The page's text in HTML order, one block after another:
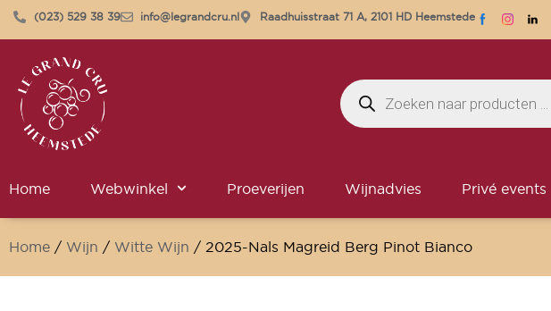
(023) 529 38 39 info@legrandcru.nl Raadhuisstraat 71 A, 2101 HD Heemstede
Home Webwinkel Proeverijen Wijnadvies Privé events
Home / Wijn / Witte Wijn / 2025-Nals Magreid Berg Pinot Bianco